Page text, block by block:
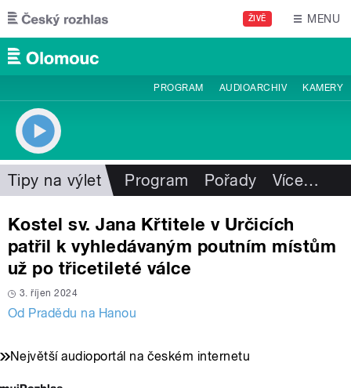
Přejít k hlavnímu obsahu
ŽIVĚ MENU
PROGRAM AUDIOARCHIV KAMERY
Tipy na výlet Program Pořady Více…
Kostel sv. Jana Křtitele v Určicích
patřil k vyhledávaným poutním místům
už po třicetileté válce
3. říjen 2024
Od Pradědu na Hanou
Největší audioportál na českém internetu